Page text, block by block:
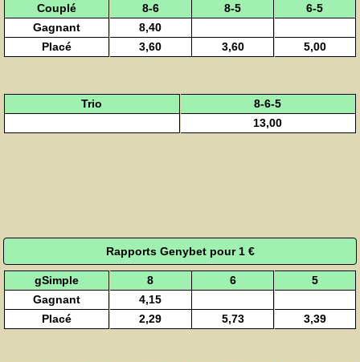
Couplé 8-6 8-5
6-5
Gagnant
8,40
Placé
3,60 3,60 5,00
Trio
8-6-5
13,00
Rapports Genybet pour 1 €
gSimple 8 6
5
Gagnant
4,15
Placé
2,29 5,73 3,39